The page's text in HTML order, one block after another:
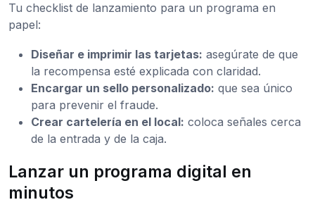
Tu checklist de lanzamiento para un programa en
papel:
Diseñar e imprimir las tarjetas: asegúrate de que
la recompensa esté explicada con claridad.
Encargar un sello personalizado: que sea único
para prevenir el fraude.
Crear cartelería en el local: coloca señales cerca
de la entrada y de la caja.
Lanzar un programa digital en
minutos